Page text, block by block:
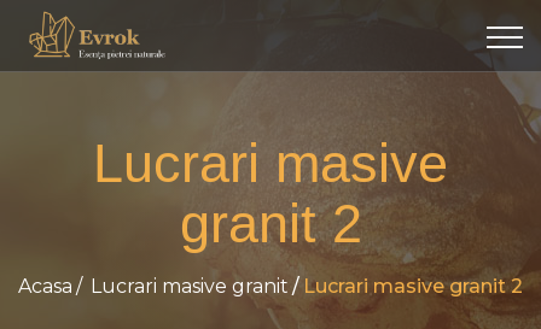
Lucrari masive
granit 2
Acasa Lucrari masive granit Lucrari masive granit 2